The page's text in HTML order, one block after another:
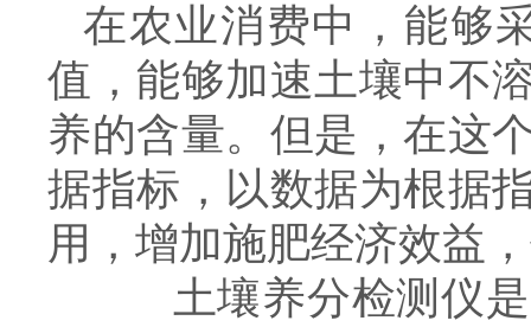
在农业消费中，能够
值，能够加速土壤中不
养的含量。但是，在这
据指标，以数据为根据
用，增加施肥经济效益
土壤养分检测仪是